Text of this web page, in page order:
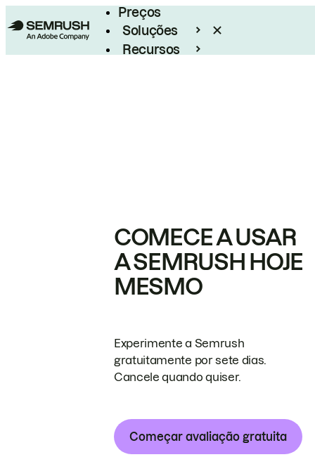
Preços
Soluções
Recursos
COMECE A USAR
A SEMRUSH HOJE
MESMO
Experimente a Semrush
gratuitamente por sete dias.
Cancele quando quiser.
Começar avaliação gratuita